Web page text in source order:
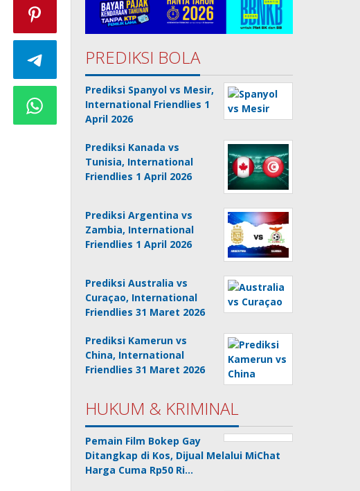
PREDIKSI BOLA
Prediksi Spanyol vs Mesir,
International Friendlies 1
April 2026
Prediksi Kanada vs
Tunisia, International
Friendlies 1 April 2026
Prediksi Argentina vs
Zambia, International
Friendlies 1 April 2026
Prediksi Australia vs
Curaçao, International
Friendlies 31 Maret 2026
Prediksi Kamerun vs
China, International
Friendlies 31 Maret 2026
HUKUM & KRIMINAL
Pemain Film Bokep Gay
Ditangkap di Kos, Dijual Melalui MiChat
Harga Cuma Rp50 Ri…